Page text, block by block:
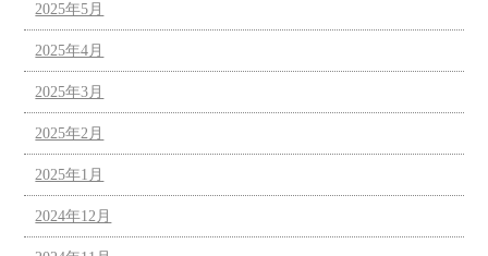
2025年5月
2025年4月
2025年3月
2025年2月
2025年1月
2024年12月